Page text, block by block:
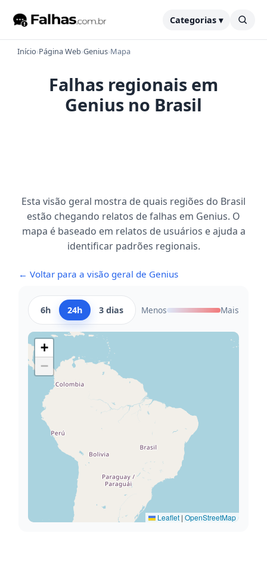
Categorias ▾
Início›Página Web›Genius›Mapa
Falhas regionais em
Genius no Brasil
Esta visão geral mostra de quais regiões do Brasil
estão chegando relatos de falhas em Genius. O
mapa é baseado em relatos de usuários e ajuda a
identificar padrões regionais.
← Voltar para a visão geral de Genius
6h 24h 3 dias Menos Mais
+
−
Leaflet | OpenStreetMap